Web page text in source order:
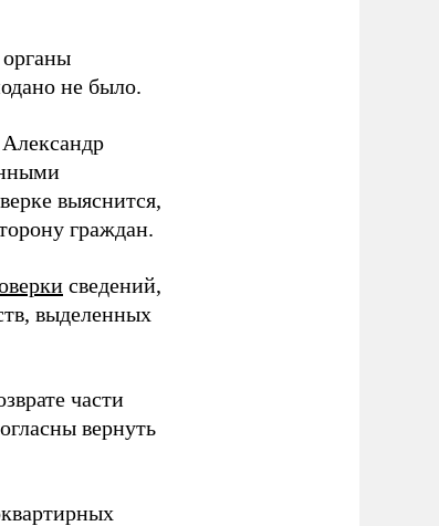
не было.
Александр
выяснится,
граждан.
сведений,
выделенных
части
вернуть